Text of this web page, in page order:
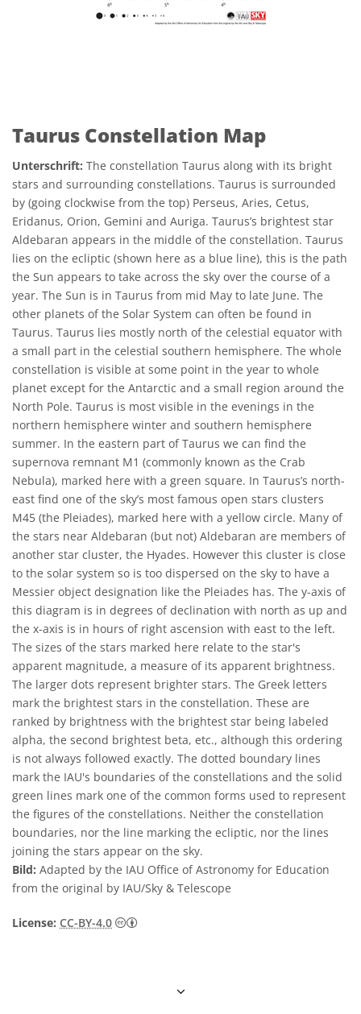
Taurus Constellation Map
Unterschrift: The constellation Taurus along with its bright
stars and surrounding constellations. Taurus is surrounded
by (going clockwise from the top) Perseus, Aries, Cetus,
Eridanus, Orion, Gemini and Auriga. Taurus’s brightest star
Aldebaran appears in the middle of the constellation. Taurus
lies on the ecliptic (shown here as a blue line), this is the path
the Sun appears to take across the sky over the course of a
year. The Sun is in Taurus from mid May to late June. The
other planets of the Solar System can often be found in
Taurus. Taurus lies mostly north of the celestial equator with
a small part in the celestial southern hemisphere. The whole
constellation is visible at some point in the year to whole
planet except for the Antarctic and a small region around the
North Pole. Taurus is most visible in the evenings in the
northern hemisphere winter and southern hemisphere
summer. In the eastern part of Taurus we can find the
supernova remnant M1 (commonly known as the Crab
Nebula), marked here with a green square. In Taurus’s north-
east find one of the sky’s most famous open stars clusters
M45 (the Pleiades), marked here with a yellow circle. Many of
the stars near Aldebaran (but not) Aldebaran are members of
another star cluster, the Hyades. However this cluster is close
to the solar system so is too dispersed on the sky to have a
Messier object designation like the Pleiades has. The y-axis of
this diagram is in degrees of declination with north as up and
the x-axis is in hours of right ascension with east to the left.
The sizes of the stars marked here relate to the star's
apparent magnitude, a measure of its apparent brightness.
The larger dots represent brighter stars. The Greek letters
mark the brightest stars in the constellation. These are
ranked by brightness with the brightest star being labeled
alpha, the second brightest beta, etc., although this ordering
is not always followed exactly. The dotted boundary lines
mark the IAU's boundaries of the constellations and the solid
green lines mark one of the common forms used to represent
the figures of the constellations. Neither the constellation
boundaries, nor the line marking the ecliptic, nor the lines
joining the stars appear on the sky.
Bild: Adapted by the IAU Office of Astronomy for Education
from the original by IAU/Sky & Telescope
License: CC-BY-4.0 Creative Commons Namensnennung 4.0